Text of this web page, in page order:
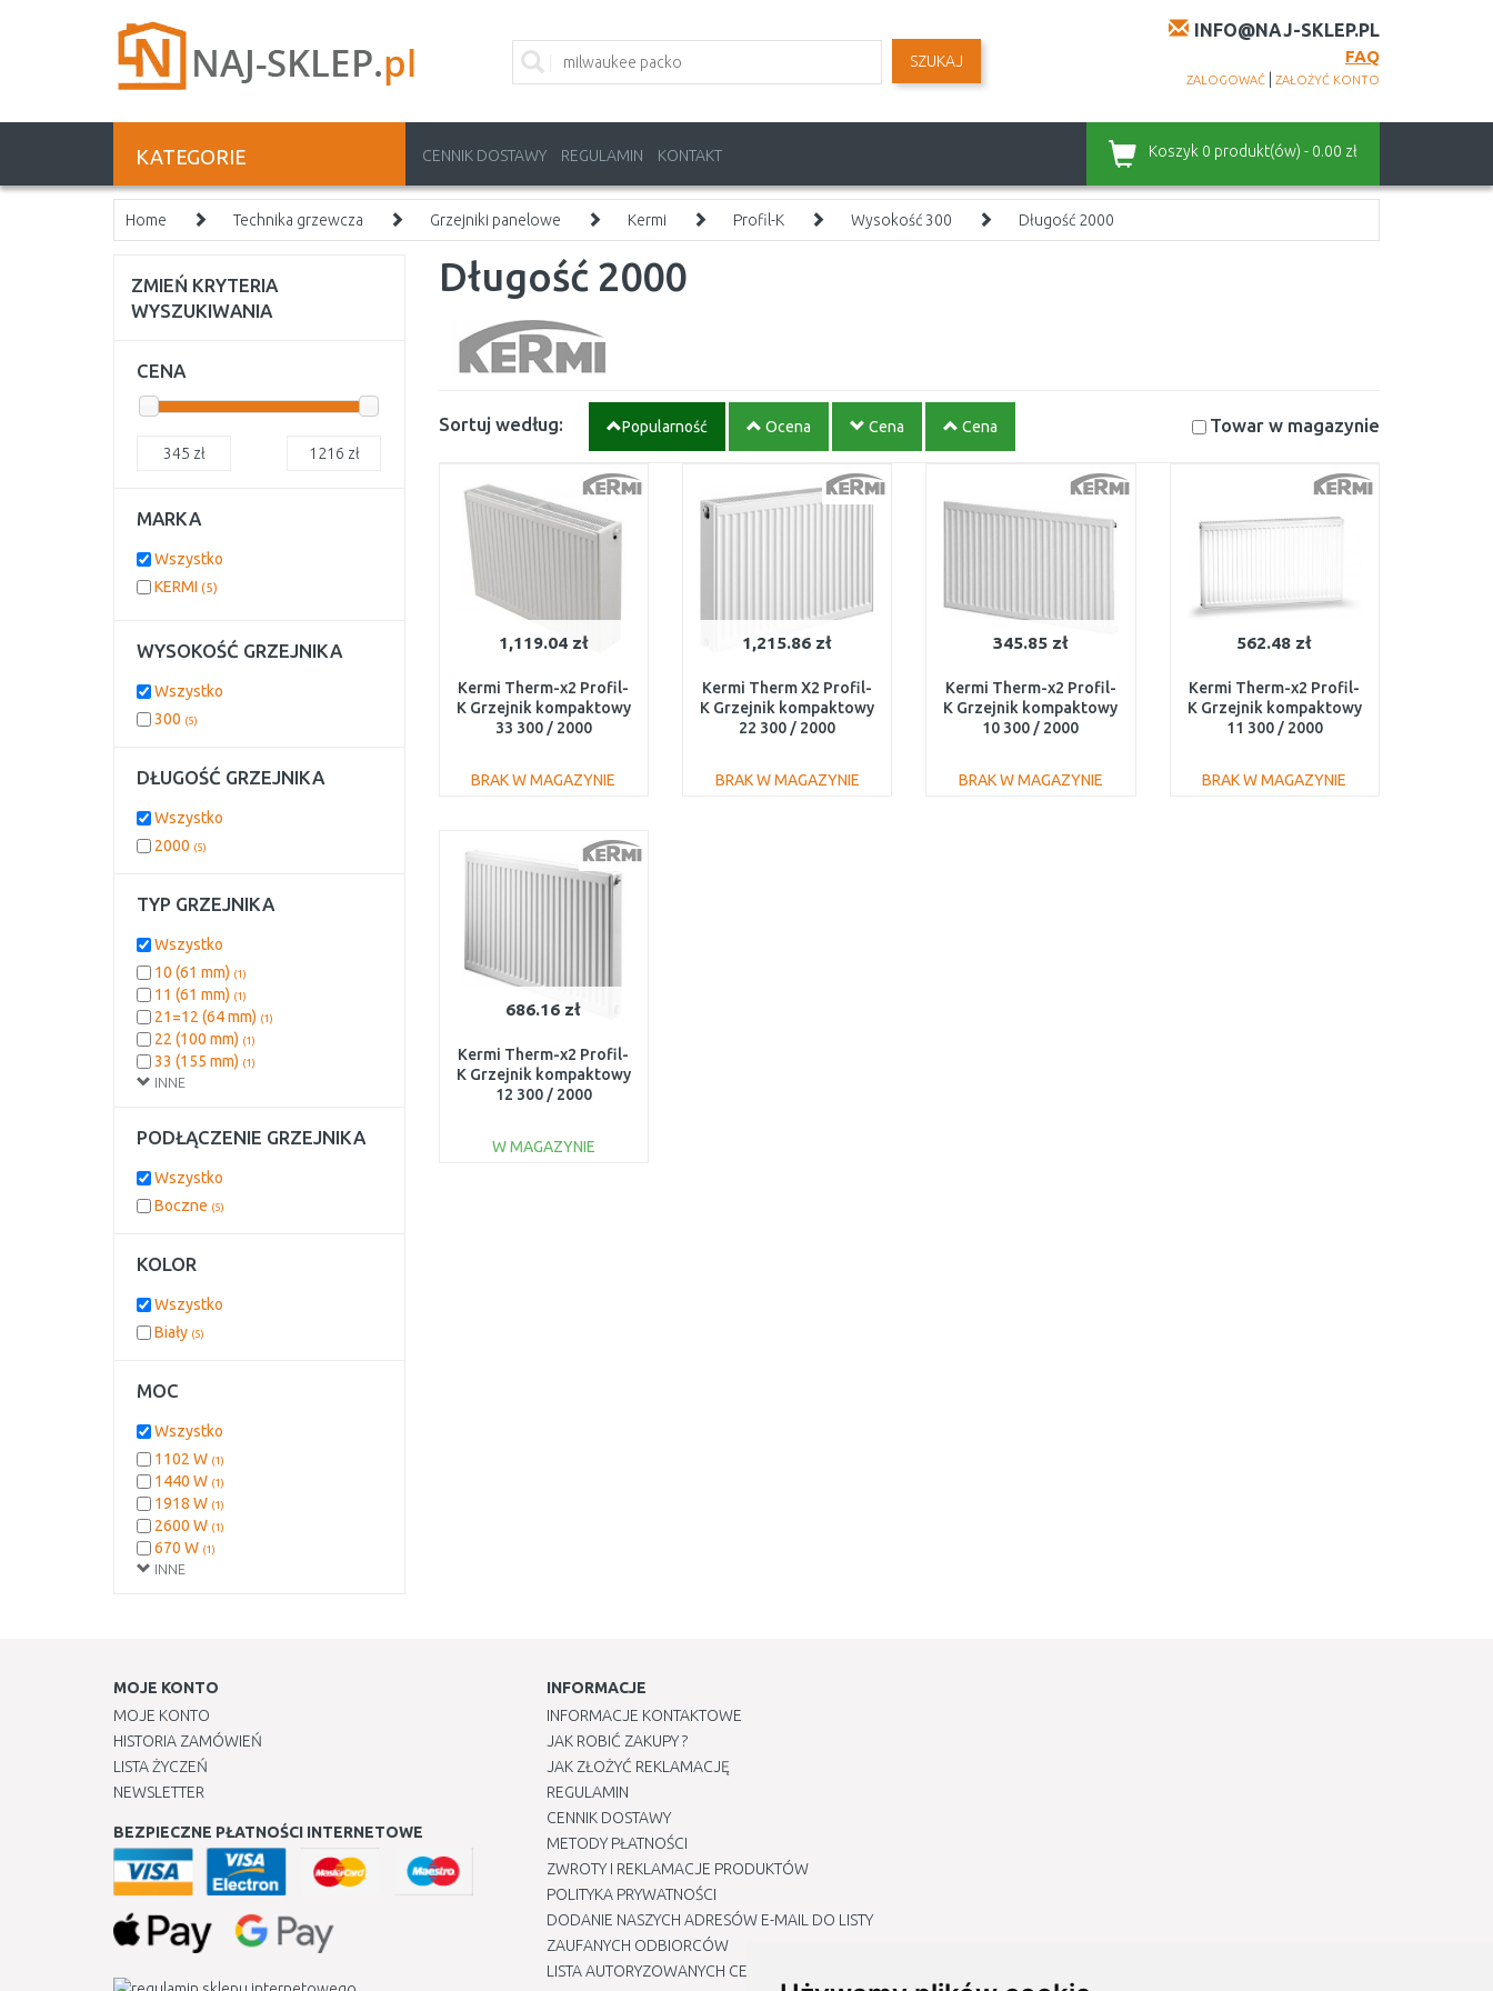
INFO@NAJ-SKLEP.PL
FAQ
ZALOGOWAĆ ZAŁOŻYĆ KONTO
SZUKAJ
KATEGORIE CENNIK DOSTAWY REGULAMIN KONTAKT Koszyk 0 produkt(ów) - 0.00 zł
Home Technika grzewcza Grzejniki panelowe Kermi Profil-K Wysokość 300 Długość 2000
Długość 2000
Sortuj według: Popularność Ocena Cena Cena Towar w magazynie
1,119.04 zł
Kermi Therm-x2 Profil-
K Grzejnik kompaktowy
33 300 / 2000
BRAK W MAGAZYNIE
Do porównania
1,215.86 zł
Kermi Therm X2 Profil-
K Grzejnik kompaktowy
22 300 / 2000
BRAK W MAGAZYNIE
345.85 zł
Kermi Therm-x2 Profil-
K Grzejnik kompaktowy
10 300 / 2000
BRAK W MAGAZYNIE
562.48 zł
Kermi Therm-x2 Profil-
K Grzejnik kompaktowy
11 300 / 2000
BRAK W MAGAZYNIE
686.16 zł
Kermi Therm-x2 Profil-
K Grzejnik kompaktowy
12 300 / 2000
W MAGAZYNIE
ZMIEŃ KRYTERIA
WYSZUKIWANIA
CENA
345 zł 1216 zł
MARKA
Wszystko
KERMI (5)
WYSOKOŚĆ GRZEJNIKA
Wszystko
300 (5)
DŁUGOŚĆ GRZEJNIKA
Wszystko
2000 (5)
TYP GRZEJNIKA
INNE
Wszystko
10 (61 mm) (1)
11 (61 mm) (1)
21=12 (64 mm) (1)
22 (100 mm) (1)
33 (155 mm) (1)
PODŁĄCZENIE GRZEJNIKA
Wszystko
Boczne (5)
KOLOR
Wszystko
Biały (5)
MOC
INNE
Wszystko
1102 W (1)
1440 W (1)
1918 W (1)
2600 W (1)
670 W (1)
MOJE KONTO
MOJE KONTO
HISTORIA ZAMÓWIEŃ
LISTA ŻYCZEŃ
NEWSLETTER
BEZPIECZNE PŁATNOŚCI INTERNETOWE
INFORMACJE
INFORMACJE KONTAKTOWE
JAK ROBIĆ ZAKUPY ?
JAK ZŁOŻYĆ REKLAMACJĘ
REGULAMIN
CENNIK DOSTAWY
METODY PŁATNOŚCI
ZWROTY I REKLAMACJE PRODUKTÓW
POLITYKA PRYWATNOŚCI
DODANIE NASZYCH ADRESÓW E-MAIL DO LISTY
ZAUFANYCH ODBIORCÓW
LISTA AUTORYZOWANYCH CENTRÓW SERWISOWYCH